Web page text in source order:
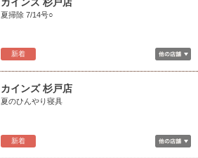
新着
夏掃除 7/14号○
新着
カインズ 杉戸店
夏のひんやり寝具